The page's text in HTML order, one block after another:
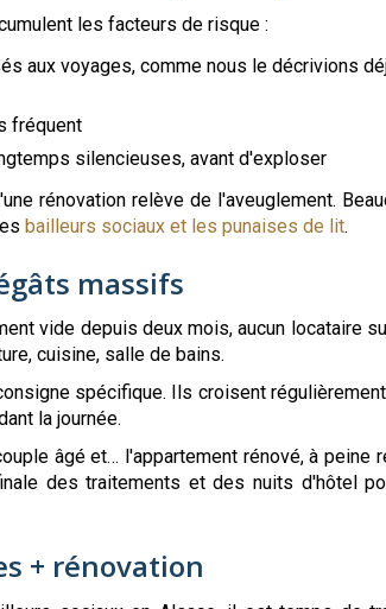
les facteurs de risque :
aux voyages, comme nous le décrivions
fréquent
silencieuses, avant d'exploser
rénovation relève de l'aveuglement.
bailleurs sociaux et les punaises de lit.
massifs
vide depuis deux mois, aucun locataire
cuisine, salle de bains.
spécifique. Ils croisent
la journée.
âgé et… l'appartement rénové, à peine
des traitements et des nuits d'hôtel
+ rénovation